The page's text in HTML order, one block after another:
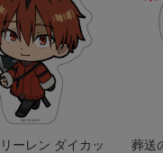
ーレン ダイカッ
葬送